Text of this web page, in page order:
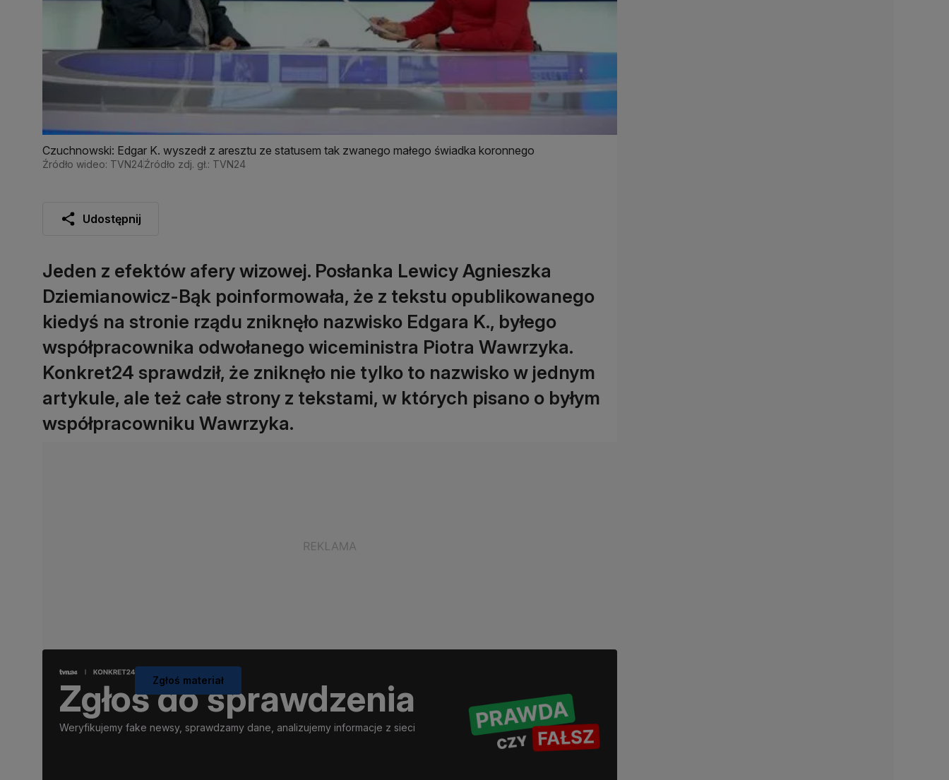
Czuchnowski: Edgar K. wyszedł z aresztu ze statusem tak zwanego małego świadka koronnego
Źródło wideo: TVN24Źródło zdj. gł.: TVN24
Udostępnij
Jeden z efektów afery wizowej. Posłanka Lewicy Agnieszka
Dziemianowicz-Bąk poinformowała, że z tekstu opublikowanego
kiedyś na stronie rządu zniknęło nazwisko Edgara K., byłego
współpracownika odwołanego wiceministra Piotra Wawrzyka.
Konkret24 sprawdził, że zniknęło nie tylko to nazwisko w jednym
artykule, ale też całe strony z tekstami, w których pisano o byłym
współpracowniku Wawrzyka.
Zgłoś do sprawdzenia
Weryfikujemy fake newsy, sprawdzamy dane, analizujemy informacje z sieci
Zgłoś materiał